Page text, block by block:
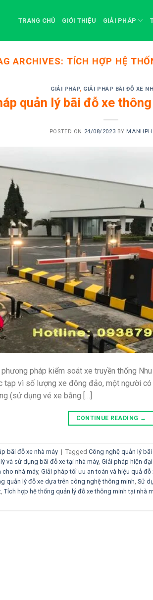
TRANG CHỦ GIỚI THIỆU GIẢI PHÁP
ARCHIVES: TÍCH HỢP HỆ
GIẢI PHÁP, GIẢI PHÁP BÃI ĐỖ XE
quản lý bãi đỗ xe
POSTED ON 24/08/2023 BY
pháp kiểm soát xe truyền thống
tạp vì số lượng xe đông đảo, một người có
(sử dụng vé xe bằng […]
CONTINUE READING →
bãi đỗ xe nhà máy | Tagged Công nghệ quản lý
và sử dụng bãi đỗ xe tại nhà máy, Giải pháp hiện
cho nhà máy, Giải pháp tối ưu an toàn và hiệu quả
quản lý đỗ xe dựa trên công nghệ thông minh, Sử
, Tích hợp hệ thống quản lý đỗ xe thông minh tại nhà